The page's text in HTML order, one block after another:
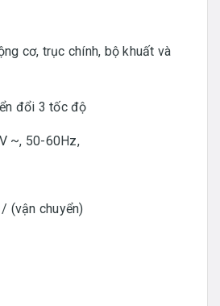
cơ, trục chính, bộ khuất và
đổi 3 tốc độ
~, 50-60Hz,
(vận chuyển)